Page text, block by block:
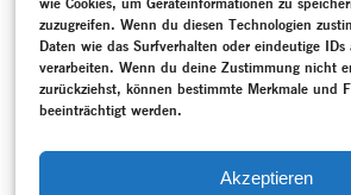
zuzugreifen. Wenn du diesen Technologien
Daten wie das Surfverhalten oder eindeutige IDs
verarbeiten. Wenn du deine Zustimmung nicht
zurückziehst, können bestimmte Merkmale und
beeinträchtigt werden.
Akzeptieren
„The Memory Machine“